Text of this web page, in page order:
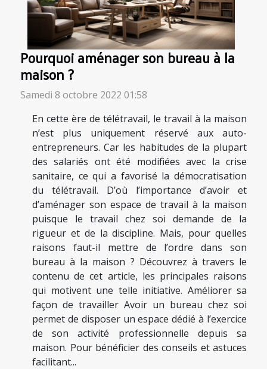
Pourquoi aménager son bureau à la
maison ?
Samedi 8 octobre 2022 01:58
En cette ère de télétravail, le travail à la maison
n’est plus uniquement réservé aux auto-
entrepreneurs. Car les habitudes de la plupart
des salariés ont été modifiées avec la crise
sanitaire, ce qui a favorisé la démocratisation
du télétravail. D’où l’importance d’avoir et
d’aménager son espace de travail à la maison
puisque le travail chez soi demande de la
rigueur et de la discipline. Mais, pour quelles
raisons faut-il mettre de l’ordre dans son
bureau à la maison ? Découvrez à travers le
contenu de cet article, les principales raisons
qui motivent une telle initiative. Améliorer sa
façon de travailler Avoir un bureau chez soi
permet de disposer un espace dédié à l’exercice
de son activité professionnelle depuis sa
maison. Pour bénéficier des conseils et astuces
facilitant...